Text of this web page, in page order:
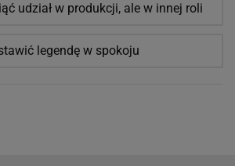
udział w produkcji, ale w innej roli
legendę w spokoju